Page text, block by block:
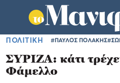
ΠΟΛΙΤΙΚΗ #ΠΑΥΛΟΣ ΠΟΛΑΚΗΣ
ΣΥΡΙΖΑ: κάτι
Φάμελλο